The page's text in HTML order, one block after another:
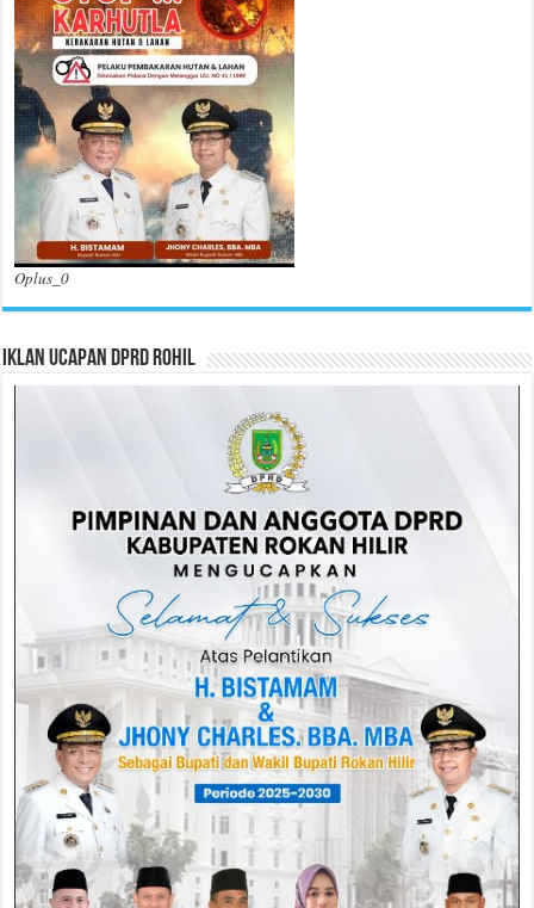
Oplus_0
Iklan Ucapan DPRD Rohil